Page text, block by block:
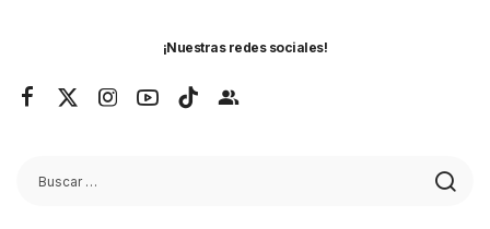
¡Nuestras redes sociales!